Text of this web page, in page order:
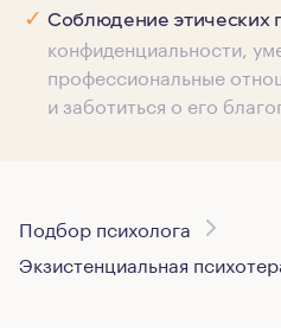
✓ Соблюдение этических
конфиденциальности,
профессиональные
и заботиться о его
Подбор психолога
Экзистенциальная